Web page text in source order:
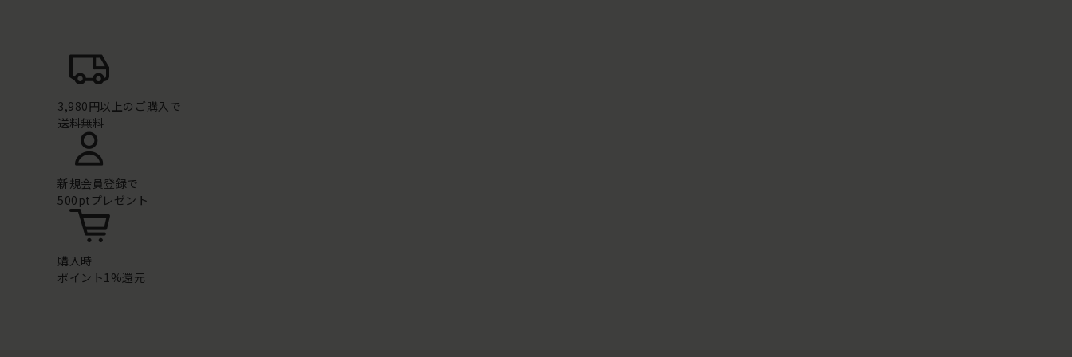
3,980円以上のご購入で
送料無料
新規会員登録で
500ptプレゼント
購入時
ポイント1%還元